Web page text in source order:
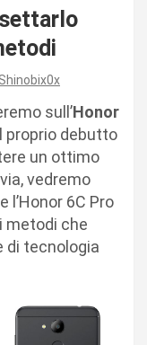
sull’Honor
proprio debutto
un ottimo
vedremo
6C Pro
metodi che
di tecnologia